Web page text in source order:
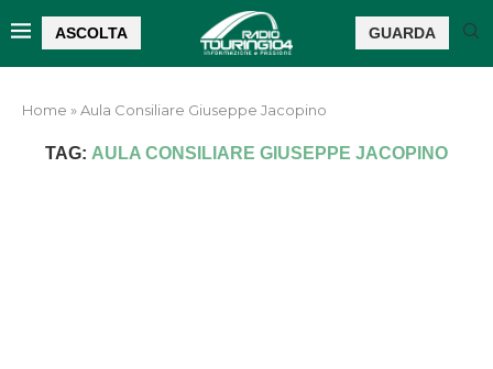
ASCOLTA GUARDA
Home »Aula Consiliare Giuseppe Jacopino
TAG: AULA CONSILIARE GIUSEPPE JACOPINO